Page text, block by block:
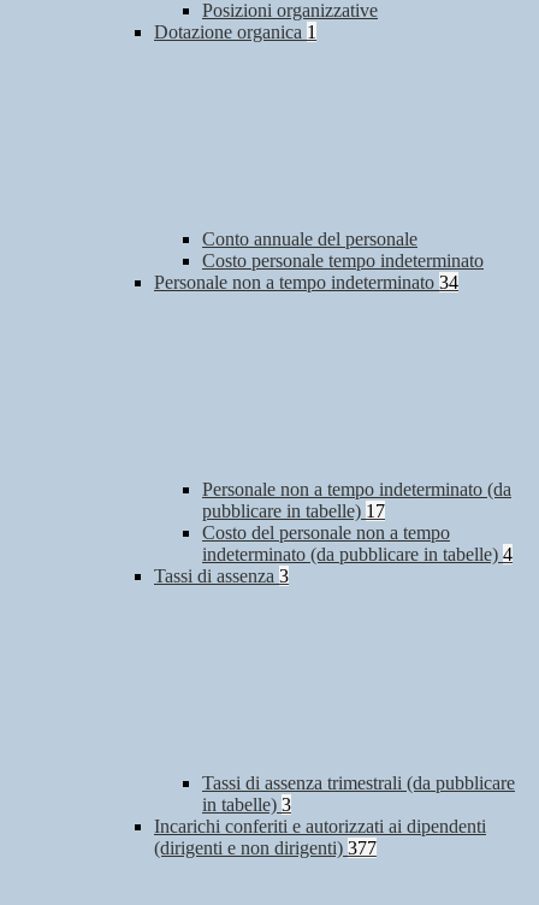
Posizioni organizzative
Dotazione organica 1
Conto annuale del personale
Costo personale tempo indeterminato
Personale non a tempo indeterminato 34
Personale non a tempo indeterminato (da
pubblicare in tabelle) 17
Costo del personale non a tempo
indeterminato (da pubblicare in tabelle) 4
Tassi di assenza 3
Tassi di assenza trimestrali (da pubblicare
in tabelle) 3
Incarichi conferiti e autorizzati ai dipendenti
(dirigenti e non dirigenti) 377